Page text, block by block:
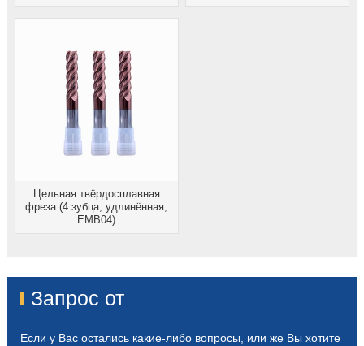
Цельная твёрдосплавная
фреза (4 зубца, удлинённая,
EMB04)
Запрос от
Если у Вас остались какие-либо вопросы, или же Вы хотите